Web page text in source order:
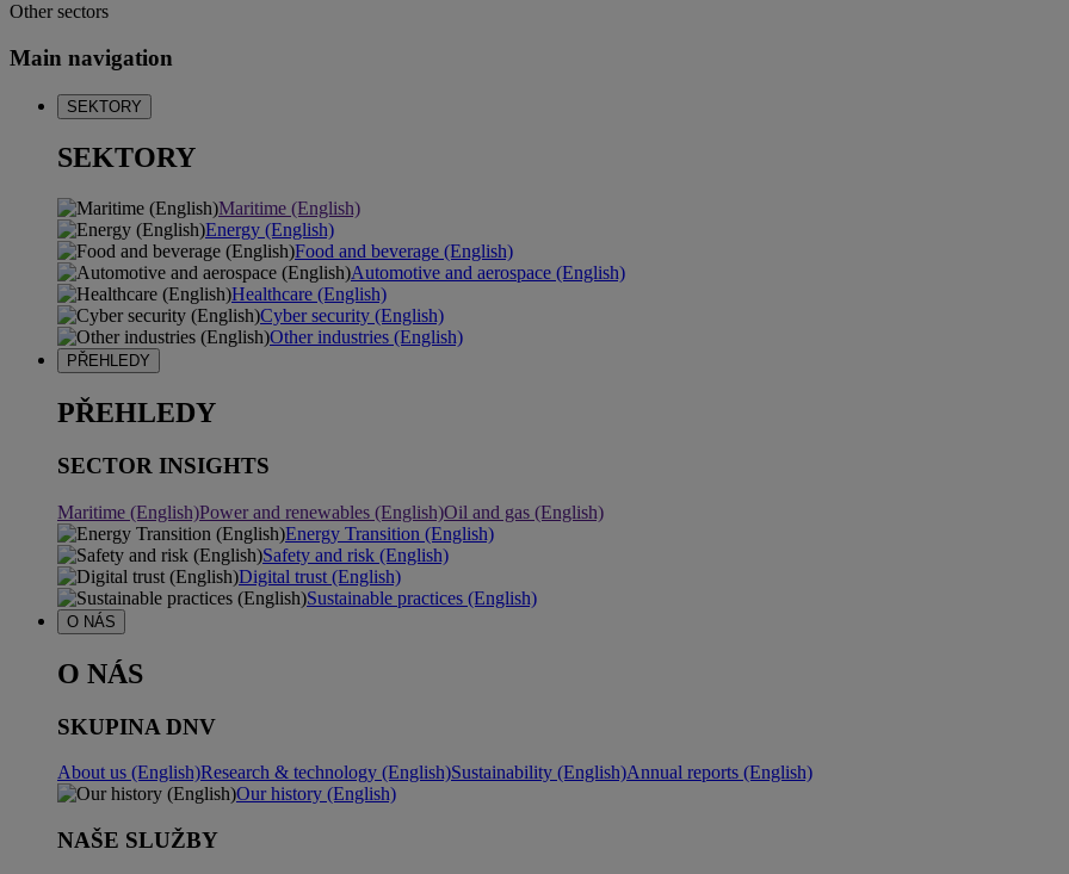
Other sectors
Main navigation
SEKTORY
SEKTORY
Maritime (English)
Energy (English)
Food and beverage (English)
Automotive and aerospace (English)
Healthcare (English)
Cyber security (English)
Other industries (English)
PŘEHLEDY
PŘEHLEDY
SECTOR INSIGHTS
Maritime (English)Power and renewables (English)Oil and gas (English)
Energy Transition (English)
Safety and risk (English)
Digital trust (English)
Sustainable practices (English)
O NÁS
O NÁS
SKUPINA DNV
About us (English)Research & technology (English)Sustainability (English)Annual reports (English)
Our history (English)
NAŠE SLUŽBY